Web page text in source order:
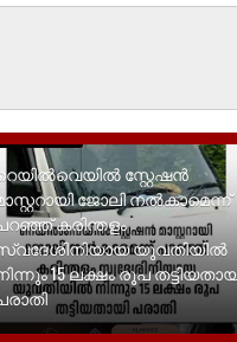
LATEST NEWS
സ്റ്റേഷൻ
ജോലി നൽകാമെന്ന്
കരിന്തളം
യുവതിയിൽ
15 ലക്ഷം രൂപ